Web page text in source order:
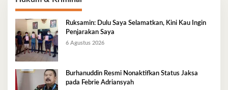
Ruksamin: Dulu Saya Selamatkan, Kini Kau Ingin
Penjarakan Saya
6 Agustus 2026
Burhanuddin Resmi Nonaktifkan Status Jaksa
pada Febrie Adriansyah